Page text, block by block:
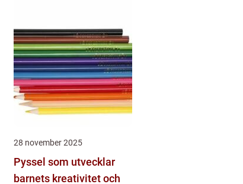
28 november 2025
Pyssel som utvecklar
barnets kreativitet och